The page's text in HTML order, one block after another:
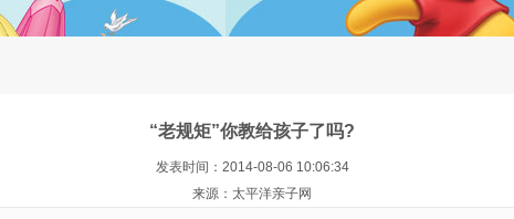
“老规矩”你教给孩子了吗?
发表时间：2014-08-06 10:06:34
来源：太平洋亲子网